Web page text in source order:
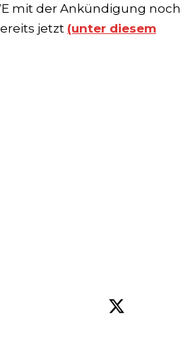
mit der Ankündigung noch
jetzt (unter diesem